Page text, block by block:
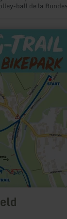
ball de la
chaque année plus